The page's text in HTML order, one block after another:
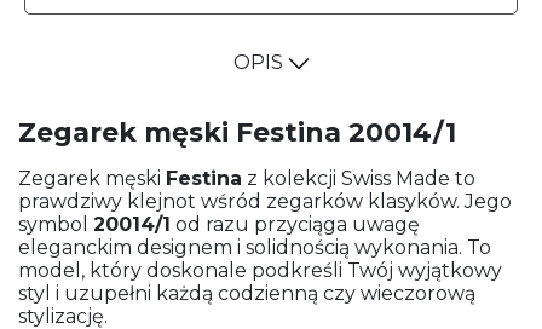
OPIS
Zegarek męski Festina 20014/1
Zegarek męski Festina z kolekcji Swiss Made to
prawdziwy klejnot wśród zegarków klasyków. Jego
symbol 20014/1 od razu przyciąga uwagę
eleganckim designem i solidnością wykonania. To
model, który doskonale podkreśli Twój wyjątkowy
styl i uzupełni każdą codzienną czy wieczorową
stylizację.